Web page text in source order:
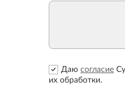
Даю согласие
их обработки.